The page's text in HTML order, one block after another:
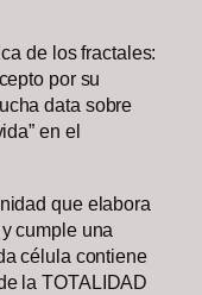
de los fractales:
por su
data sobre
en el
que elabora
cumple una
célula contiene
la TOTALIDAD